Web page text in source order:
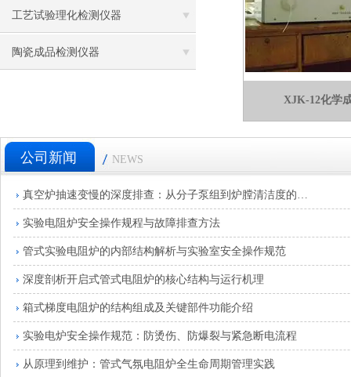
工艺试验理化检测仪器
陶瓷成品检测仪器
XJK-12化学
公司新闻 NEWS
真空炉抽速变慢的深度排查：从分子泵组到炉膛清洁度的全流程分析
实验电阻炉安全操作规程与故障排查方法
管式实验电阻炉的内部结构解析与实验室安全操作规范
深度剖析开启式管式电阻炉的核心结构与运行机理
箱式梯度电阻炉的结构组成及关键部件功能介绍
实验电炉安全操作规范：防烫伤、防爆裂与紧急断电流程
从原理到维护：管式气氛电阻炉全生命周期管理实践